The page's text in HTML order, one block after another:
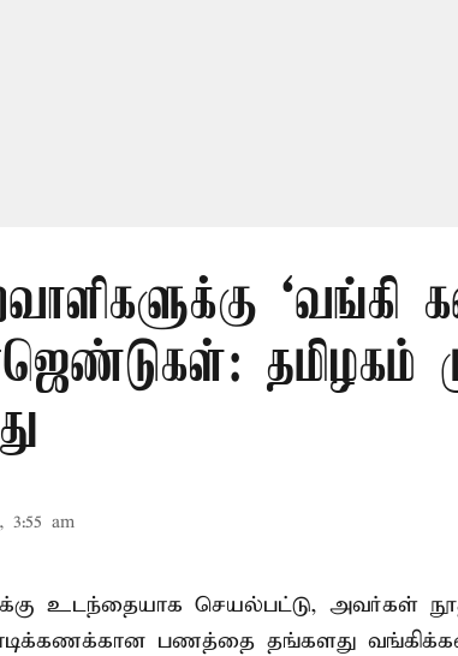
‘வங்கி
தமிழகம்
3:55 am
உடந்தையாக செயல்பட்டு, அவர்கள்
பணத்தை தங்களது